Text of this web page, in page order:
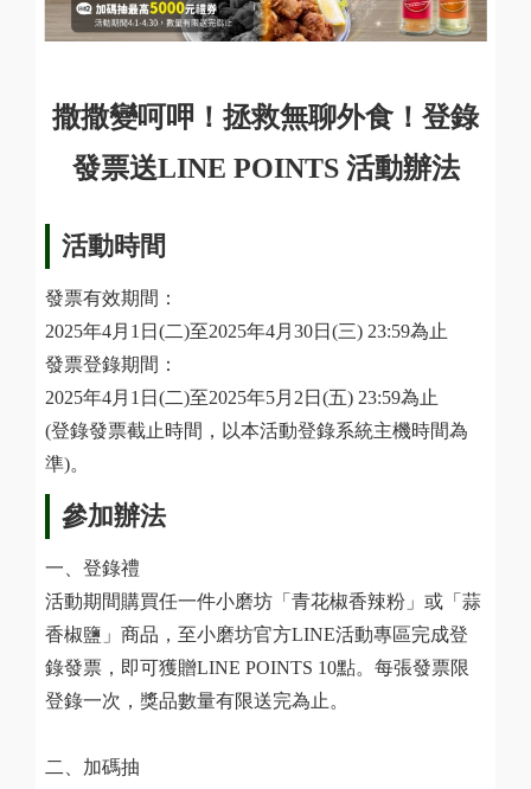
撒撒變呵呷！拯救無聊外食！登錄
發票送LINE POINTS 活動辦法
活動時間
發票有效期間：
2025年4月1日(二)至2025年4月30日(三) 23:59為止
發票登錄期間：
2025年4月1日(二)至2025年5月2日(五) 23:59為止
(登錄發票截止時間，以本活動登錄系統主機時間為
準)。
參加辦法
一、登錄禮
活動期間購買任一件小磨坊「青花椒香辣粉」或「蒜
香椒鹽」商品，至小磨坊官方LINE活動專區完成登
錄發票，即可獲贈LINE POINTS 10點。每張發票限
登錄一次，獎品數量有限送完為止。
二、加碼抽